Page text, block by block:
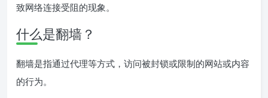
致网络连接受阻的现象。
什么是翻墙？
翻墙是指通过代理等方式，访问被封锁或限制的网站或内容
的行为。